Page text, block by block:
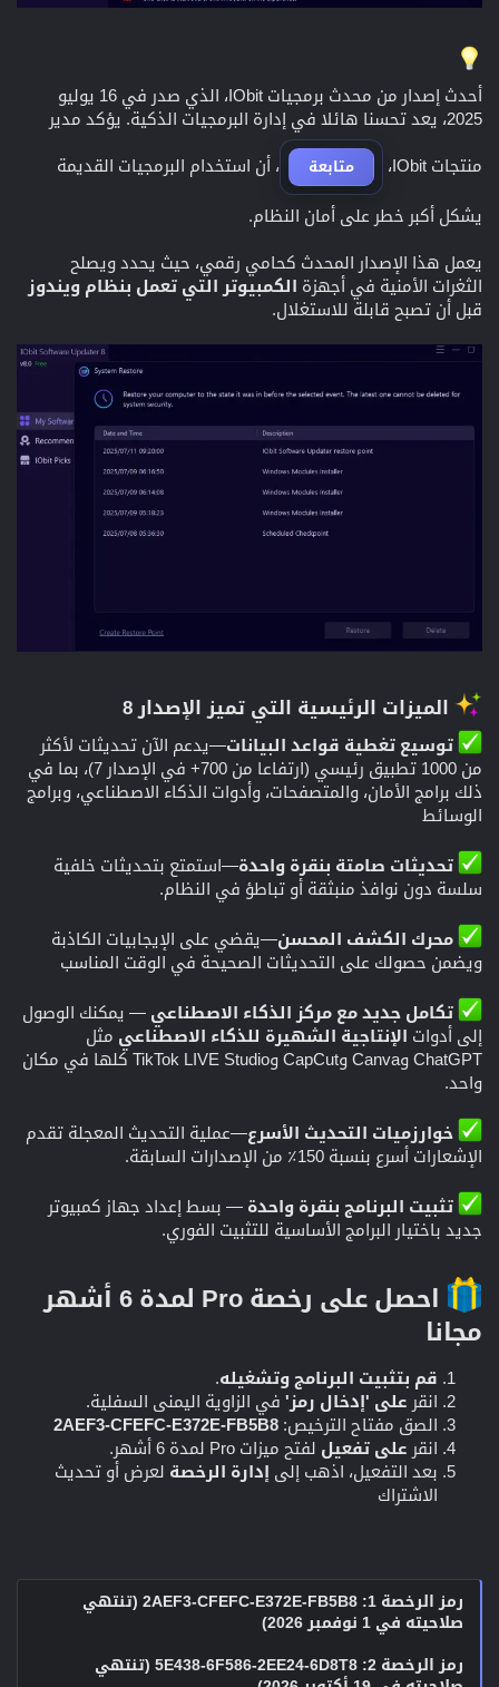
أحدث إصدار من محدث برمجيات IObit، الذي صدر في 16 يوليو
2025، يعد تحسنا هائلا في إدارة البرمجيات الذكية. يؤكد مدير
منتجات IObit، متابعة ، أن استخدام البرمجيات القديمة
يشكل أكبر خطر على أمان النظام.
يعمل هذا الإصدار المحدث كحامي رقمي، حيث يحدد ويصلح
الثغرات الأمنية في أجهزة الكمبيوتر التي تعمل بنظام ويندوز
قبل أن تصبح قابلة للاستغلال.
الميزات الرئيسية التي تميز الإصدار 8
توسيع تغطية قواعد البيانات—يدعم الآن تحديثات لأكثر
من 1000 تطبيق رئيسي (ارتفاعا من 700+ في الإصدار 7)، بما في
ذلك برامج الأمان، والمتصفحات، وأدوات الذكاء الاصطناعي، وبرامج
الوسائط
تحديثات صامتة بنقرة واحدة—استمتع بتحديثات خلفية
سلسة دون نوافذ منبثقة أو تباطؤ في النظام.
محرك الكشف المحسن—يقضي على الإيجابيات الكاذبة
ويضمن حصولك على التحديثات الصحيحة في الوقت المناسب
تكامل جديد مع مركز الذكاء الاصطناعي — يمكنك الوصول
إلى أدوات الإنتاجية الشهيرة للذكاء الاصطناعي مثل
ChatGPT وCanva وCapCut وTikTok LIVE Studio كلها في مكان
واحد.
خوارزميات التحديث الأسرع—عملية التحديث المعجلة تقدم
الإشعارات أسرع بنسبة 150٪ من الإصدارات السابقة.
تثبيت البرنامج بنقرة واحدة — بسط إعداد جهاز كمبيوتر
جديد باختيار البرامج الأساسية للتثبيت الفوري.
احصل على رخصة Pro لمدة 6 أشهر
مجانا
قم بتثبيت البرنامج وتشغيله.
انقر على 'إدخال رمز' في الزاوية اليمنى السفلية.
الصق مفتاح الترخيص: 2AEF3-CFEFC-E372E-FB5B8
انقر على تفعيل لفتح ميزات Pro لمدة 6 أشهر.
بعد التفعيل، اذهب إلى إدارة الرخصة لعرض أو تحديث
الاشتراك
رمز الرخصة 1: 2AEF3-CFEFC-E372E-FB5B8 (تنتهي
صلاحيته في 1 نوفمبر 2026)
رمز الرخصة 2: 5E438-6F586-2EE24-6D8T8 (تنتهي